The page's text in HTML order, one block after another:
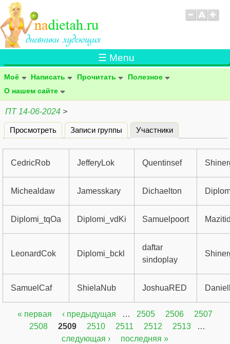
☰ Menu
Моё Написать Прочитать
Полезное
О нашем сайте
ПТ 14-06-2024 >
Главные вкладки
Просмотреть Записи группы Участники
CedricRob JefferyLok Quentinsef
Michealdaw Jamesskary Dichaelton
Diplomi_tqOa Diplomi_vdKi Samuelpoort
LeonardCok Diplomi_bckl
daftar
sindoplay
SamuelCaf ShielaNub JoshuaRED
Страницы
« первая ‹ предыдущая … 2505 2506
2507
2508
2509 2510 2511 2512 2513
…
следующая ›
последняя »